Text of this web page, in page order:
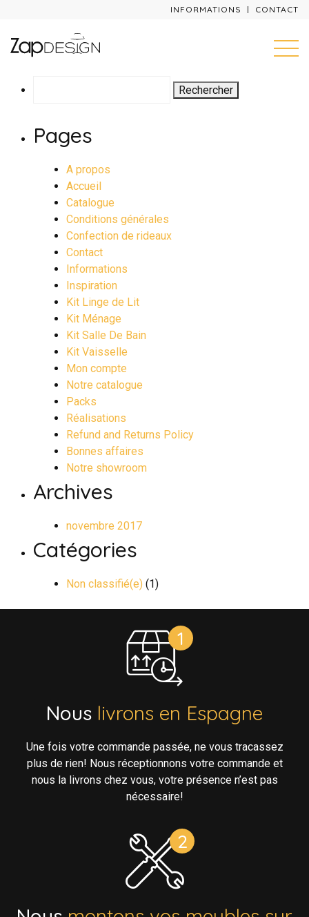
INFORMATIONS CONTACT
Pages
A propos
Accueil
Catalogue
Conditions générales
Confection de rideaux
Contact
Informations
Inspiration
Kit Linge de Lit
Kit Ménage
Kit Salle De Bain
Kit Vaisselle
Mon compte
Notre catalogue
Packs
Réalisations
Refund and Returns Policy
Bonnes affaires
Notre showroom
Archives
novembre 2017
Catégories
Non classifié(e) (1)
Nous livrons en Espagne
Une fois votre commande passée, ne vous tracassez
plus de rien! Nous réceptionnons votre commande et
nous la livrons chez vous, votre présence n’est pas
nécessaire!